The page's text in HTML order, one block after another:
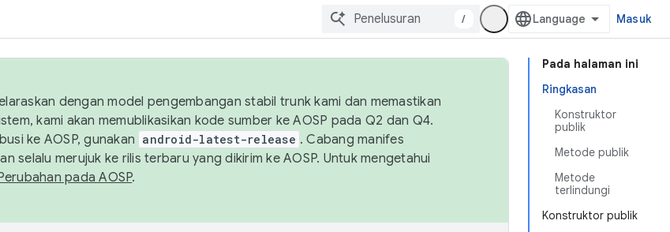
/ Masuk
Pada halaman ini
Ringkasan
Konstruktor
publik
Metode publik
Metode
terlindungi
Konstruktor publik
dengan model pengembangan stabil trunk kami dan memastikan
kami akan memublikasikan kode sumber ke AOSP pada Q2 dan Q4.
ke AOSP, gunakan android-latest-release . Cabang manifes
selalu merujuk ke rilis terbaru yang dikirim ke AOSP. Untuk mengetahui
pada AOSP.